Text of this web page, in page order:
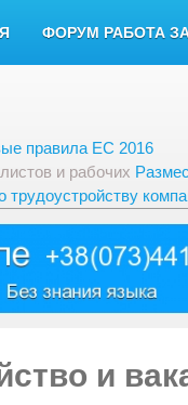
ФОРУМ РАБОТА
правила ЕС 2016
и рабочих
трудоустройству
и